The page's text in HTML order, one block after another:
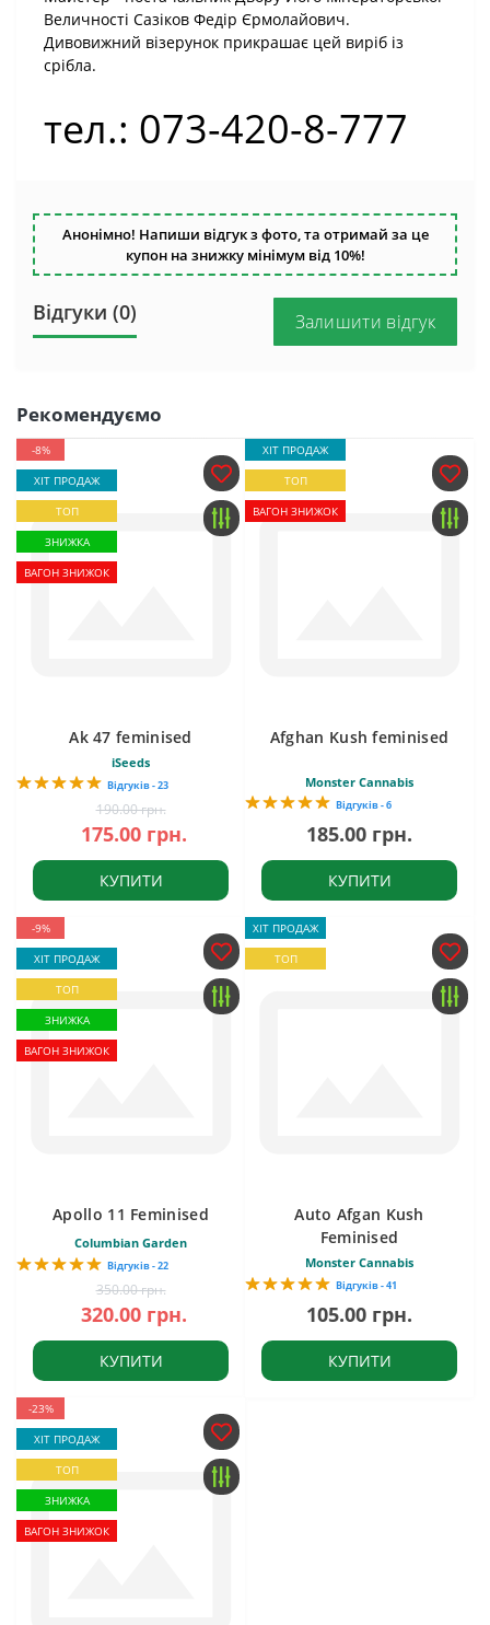
Величності Сазіков Федір Єрмолайович.
Дивовижний візерунок прикрашає цей виріб із
срібла.
тел.: 073-420-8-777
Анонімно! Напиши відгук з фото, та отримай за це
купон на знижку мінімум від 10%!
Відгуки (0) Залишити відгук
Рекомендуємо
-8%
ХІТ ПРОДАЖ
ТОП
ЗНИЖКА
ВАГОН ЗНИЖОК
Ak 47 feminised
iSeeds
Відгуків - 23
190.00 грн.
175.00 грн.
КУПИТИ
ХІТ ПРОДАЖ
ТОП
ВАГОН ЗНИЖОК
Afghan Kush feminised
Monster Cannabis
Відгуків - 6
185.00 грн.
КУПИТИ
-9%
ХІТ ПРОДАЖ
ТОП
ЗНИЖКА
ВАГОН ЗНИЖОК
Apollo 11 Feminised
Columbian Garden
Відгуків - 22
350.00 грн.
320.00 грн.
КУПИТИ
ХІТ ПРОДАЖ
ТОП
Auto Afgan Kush
Feminised
Monster Cannabis
Відгуків - 41
105.00 грн.
КУПИТИ
-23%
ХІТ ПРОДАЖ
ТОП
ЗНИЖКА
ВАГОН ЗНИЖОК